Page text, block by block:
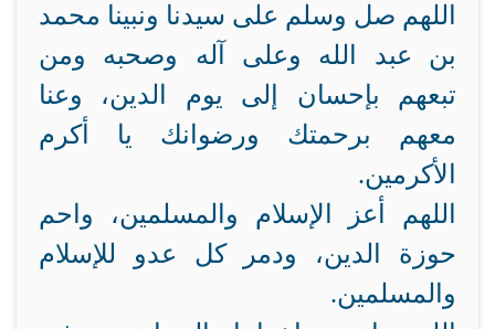
اللهم صل وسلم على سيدنا ونبينا محمد
بن عبد الله وعلى آله وصحبه ومن
تبعهم بإحسان إلى يوم الدين، وعنا
معهم برحمتك ورضوانك يا أكرم
الأكرمين.
اللهم أعز الإسلام والمسلمين، واحم
حوزة الدين، ودمر كل عدو للإسلام
والمسلمين.